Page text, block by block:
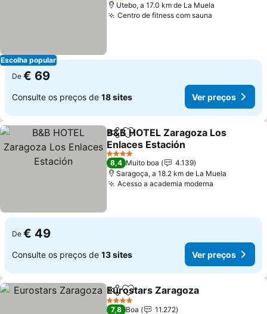
Escolha popular
Utebo, a 17.0 km de La Muela
Centro de fitness com sauna
De € 69
Consulte os preços de 18 sites Ver preços
PartilharAdicionar aos favoritos
B&B HOTEL Zaragoza Los
Enlaces Estación
Ver preços
4 Estrelas
8,4 Muito boa
4.139
Saragoça, a 18.2 km de La Muela
Acesso a academia moderna
De € 49
Consulte os preços de 13 sites Ver preços
PartilharAdicionar aos favoritos
Eurostars Zaragoza
4 Estrelas
7,8 Boa 11.272